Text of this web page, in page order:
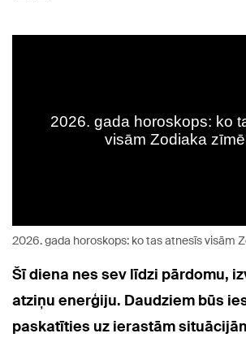
2026. gada horoskops: ko tas atnesīs visām
Šī diena nes sev līdzi pārdomu,
atziņu enerģiju. Daudziem būs
paskatīties uz ierastām